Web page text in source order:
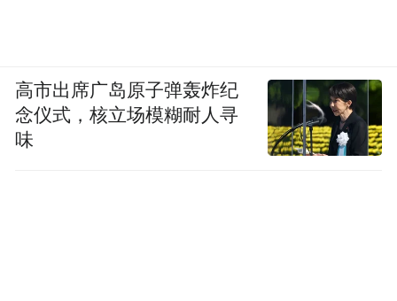
高市出席广岛原子弹轰炸纪
念仪式，核立场模糊耐人寻
味